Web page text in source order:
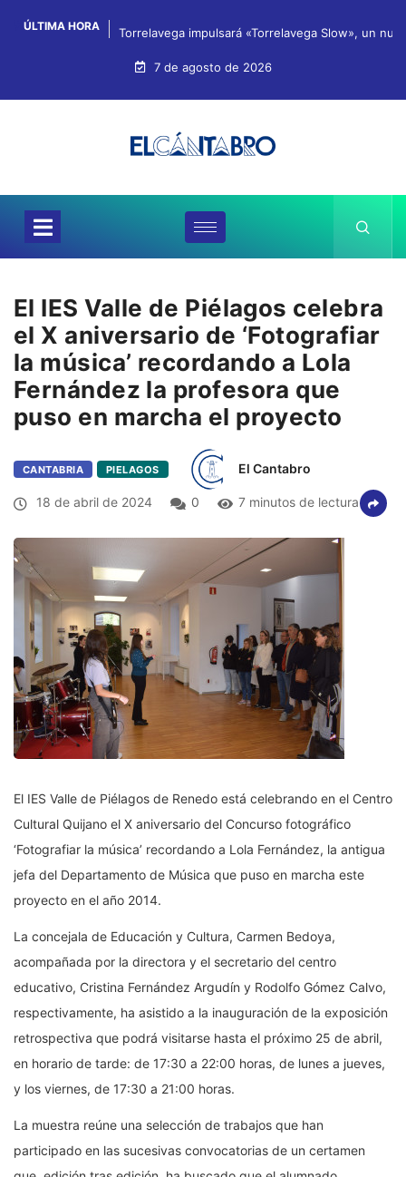
ÚLTIMA HORA Torrelavega impulsará «Torrelavega Slow», un
7 de agosto de 2026
El IES Valle de Piélagos celebra
el X aniversario de ‘Fotografiar
la música’ recordando a Lola
Fernández la profesora que
puso en marcha el proyecto
CANTABRIA PIELAGOS El Cantabro
18 de abril de 2024 0 7 minutos de lectura
El IES Valle de Piélagos de Renedo está celebrando en el Centro
Cultural Quijano el X aniversario del Concurso fotográfico
‘Fotografiar la música’ recordando a Lola Fernández, la antigua
jefa del Departamento de Música que puso en marcha este
proyecto en el año 2014.
La concejala de Educación y Cultura, Carmen Bedoya,
acompañada por la directora y el secretario del centro
educativo, Cristina Fernández Argudín y Rodolfo Gómez Calvo,
respectivamente, ha asistido a la inauguración de la exposición
retrospectiva que podrá visitarse hasta el próximo 25 de abril,
en horario de tarde: de 17:30 a 22:00 horas, de lunes a jueves,
y los viernes, de 17:30 a 21:00 horas.
La muestra reúne una selección de trabajos que han
participado en las sucesivas convocatorias de un certamen